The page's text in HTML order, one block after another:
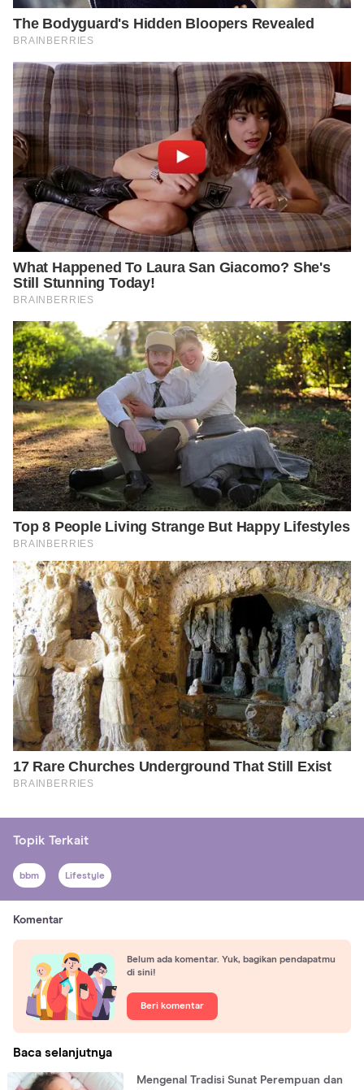
Topik Terkait
bbm Lifestyle
Komentar
Belum ada komentar. Yuk, bagikan pendapatmu
di sini!
Beri komentar
Baca selanjutnya
Mengenal Tradisi Sunat Perempuan dan